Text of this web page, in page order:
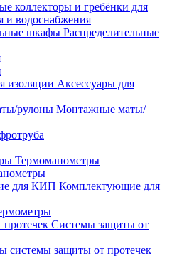
коллекторы и гребёнки для
и водоснабжения
Распределительные
Аксессуары для
Монтажные маты/
Термоманометры
Комплектующие для
Системы защиты от